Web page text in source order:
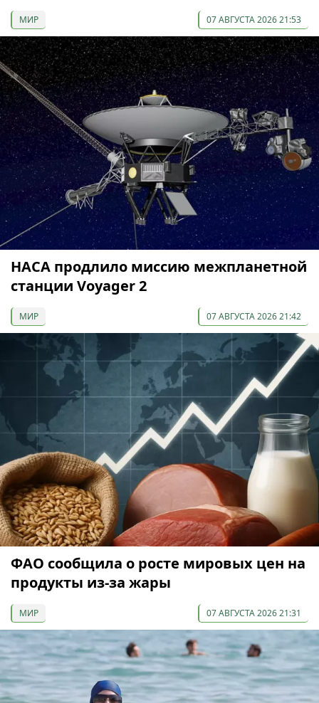
МИР 07 АВГУСТА 2026 21:53
НАСА продлило миссию межпланетной
станции Voyager 2
МИР 07 АВГУСТА 2026 21:42
ФАО сообщила о росте мировых цен на
продукты из-за жары
МИР 07 АВГУСТА 2026 21:31